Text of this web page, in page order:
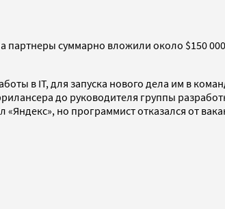
суммарно вложили около $150
в IT, для запуска нового дела им в
до руководителя группы
но программист отказался от